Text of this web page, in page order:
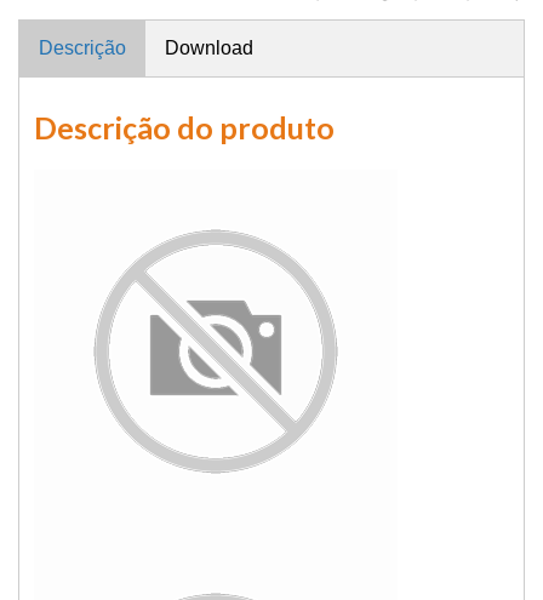
Descrição Download
Descrição do produto